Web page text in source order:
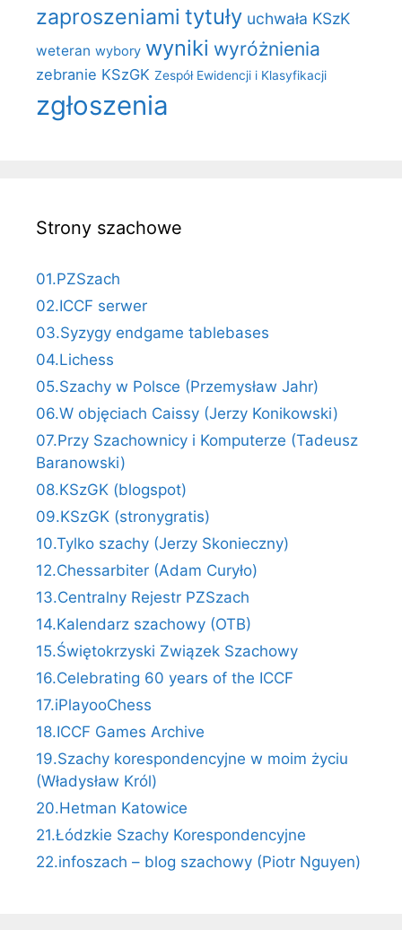
zaproszeniami tytuły uchwała KSzK
weteran wybory wyniki wyróżnienia
zebranie KSzGK Zespół Ewidencji i Klasyfikacji
zgłoszenia
Strony szachowe
01.PZSzach
02.ICCF serwer
03.Syzygy endgame tablebases
04.Lichess
05.Szachy w Polsce (Przemysław Jahr)
06.W objęciach Caissy (Jerzy Konikowski)
07.Przy Szachownicy i Komputerze (Tadeusz
Baranowski)
08.KSzGK (blogspot)
09.KSzGK (stronygratis)
10.Tylko szachy (Jerzy Skonieczny)
12.Chessarbiter (Adam Curyło)
13.Centralny Rejestr PZSzach
14.Kalendarz szachowy (OTB)
15.Świętokrzyski Związek Szachowy
16.Celebrating 60 years of the ICCF
17.iPlayooChess
18.ICCF Games Archive
19.Szachy korespondencyjne w moim życiu
(Władysław Król)
20.Hetman Katowice
21.Łódzkie Szachy Korespondencyjne
22.infoszach – blog szachowy (Piotr Nguyen)